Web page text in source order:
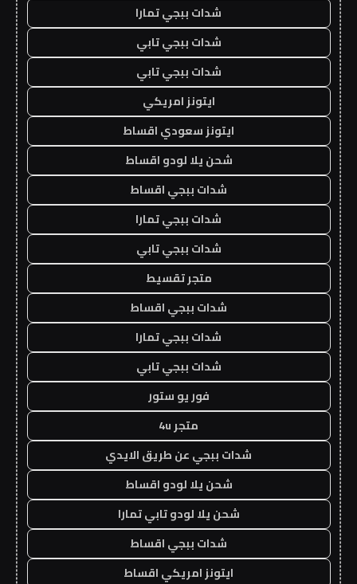
شدات ببجي تمارا
شدات ببجي تابي
شدات ببجي تابي
ايتونز امريكي
ايتونز سعودي اقساط
شحن يلا لودو اقساط
شدات ببجي اقساط
شدات ببجي تمارا
شدات ببجي تابي
متجر تقسيط
شدات ببجي اقساط
شدات ببجي تمارا
شدات ببجي تابي
فور يو ستور
متجر 4u
شدات ببجي عن طريق الايدي
شحن يلا لودو اقساط
شحن يلا لودو تابي تمارا
شدات ببجي اقساط
ايتونز امريكي اقساط